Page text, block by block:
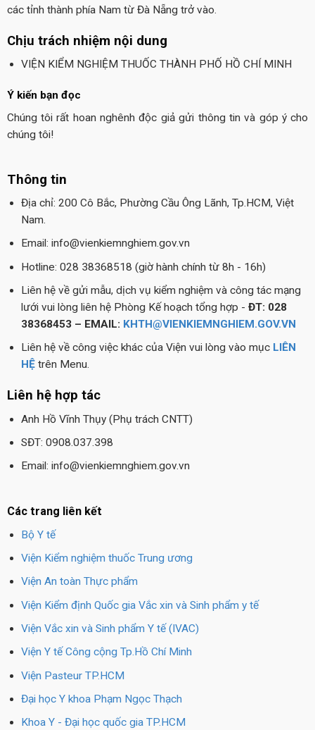
các tỉnh thành phía Nam từ Đà Nẵng trở vào.
Chịu trách nhiệm nội dung
VIỆN KIỂM NGHIỆM THUỐC THÀNH PHỐ HỒ CHÍ MINH
Ý kiến bạn đọc
Chúng tôi rất hoan nghênh độc giả gửi thông tin và góp ý cho
chúng tôi!
Thông tin
Địa chỉ: 200 Cô Bắc, Phường Cầu Ông Lãnh, Tp.HCM, Việt
Nam.
Email: info@vienkiemnghiem.gov.vn
Hotline: 028 38368518 (giờ hành chính từ 8h - 16h)
Liên hệ về gửi mẫu, dịch vụ kiểm nghiệm và công tác mạng
lưới vui lòng liên hệ Phòng Kế hoạch tổng hợp - ĐT: 028
38368453 – EMAIL: KHTH@VIENKIEMNGHIEM.GOV.VN
Liên hệ về công việc khác của Viện vui lòng vào mục LIÊN
HỆtrên Menu.
Liên hệ hợp tác
Anh Hồ Vĩnh Thụy (Phụ trách CNTT)
SĐT: 0908.037.398
Email: info@vienkiemnghiem.gov.vn
Các trang liên kết
Bộ Y tế
Viện Kiểm nghiệm thuốc Trung ương
Viện An toàn Thực phẩm
Viện Kiểm định Quốc gia Vắc xin và Sinh phẩm y tế
Viện Vắc xin và Sinh phẩm Y tế (IVAC)
Viện Y tế Công cộng Tp.Hồ Chí Minh
Viện Pasteur TP.HCM
Đại học Y khoa Phạm Ngọc Thạch
Khoa Y - Đại học quốc gia TP.HCM